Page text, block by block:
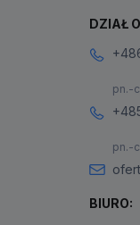
DZIAŁ
pn.-
pn.-
BIURO: